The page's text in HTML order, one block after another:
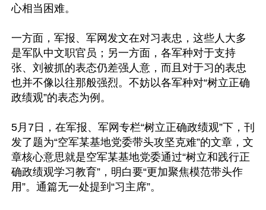
心相当困难。
一方面，军报、军网发文在对习表忠，这些人大多
是军队中文职官员；另一方面，各军种对于支持
张、刘被抓的表态仍差强人意，而且对于习的表忠
也并不像以往那般强烈。不妨以各军种对“树立正确
政绩观”的表态为例。
5月7日，在军报、军网专栏“树立正确政绩观”下，刊
发了题为“空军某基地党委带头攻坚克难”的文章，文
章核心意思就是空军某基地党委通过“树立和践行正
确政绩观学习教育”，明白要“更加聚焦模范带头作
用”。通篇无一处提到“习主席”。